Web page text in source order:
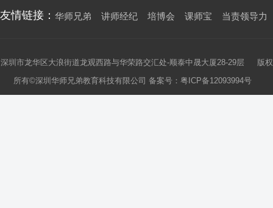
友情链接： 华师兄弟 讲师经纪 培博会 课师宝 当责领导力
深圳市龙华区大浪街道龙观西路与华荣路交汇处-顺泰中晟大厦28-29层 版权
所有©深圳华师兄弟教育科技有限公司 备案号： 粤ICP备12093994号